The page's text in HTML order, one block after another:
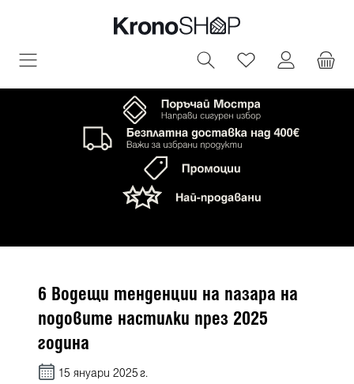
съдържание
Имате 0
6 Водещи тенденции на пазара на
подовите настилки през 2025
година
15 януари 2025 г.